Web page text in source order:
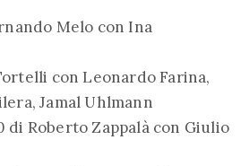
Melo con Ina
con Leonardo Farina,
Jamal Uhlmann
di Roberto Zappalà con Giulio